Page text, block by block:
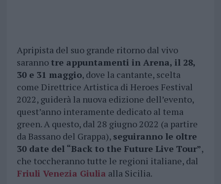
Apripista del suo grande ritorno dal vivo
saranno tre appuntamenti in Arena, il 28,
30 e 31 maggio, dove la cantante, scelta
come Direttrice Artistica di Heroes Festival
2022, guiderà la nuova edizione dell’evento,
quest’anno interamente dedicato al tema
green. A questo, dal 28 giugno 2022 (a partire
da Bassano del Grappa), seguiranno le oltre
30 date del “Back to the Future Live Tour”,
che toccheranno tutte le regioni italiane, dal
Friuli Venezia Giulia alla Sicilia.